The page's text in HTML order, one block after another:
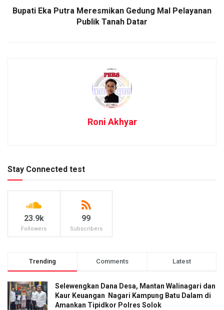
Bupati Eka Putra Meresmikan Gedung Mal Pelayanan
Publik Tanah Datar
Roni Akhyar
Stay Connected test
23.9k
Followers
99
Subscribers
Trending Comments Latest
Selewengkan Dana Desa, Mantan Walinagari dan
Kaur Keuangan Nagari Kampung Batu Dalam di
Amankan Tipidkor Polres Solok